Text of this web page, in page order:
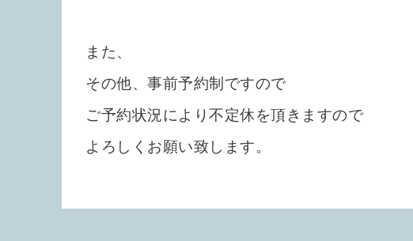
また、
その他、事前予約制ですので
ご予約状況により不定休を頂きますので
よろしくお願い致します。